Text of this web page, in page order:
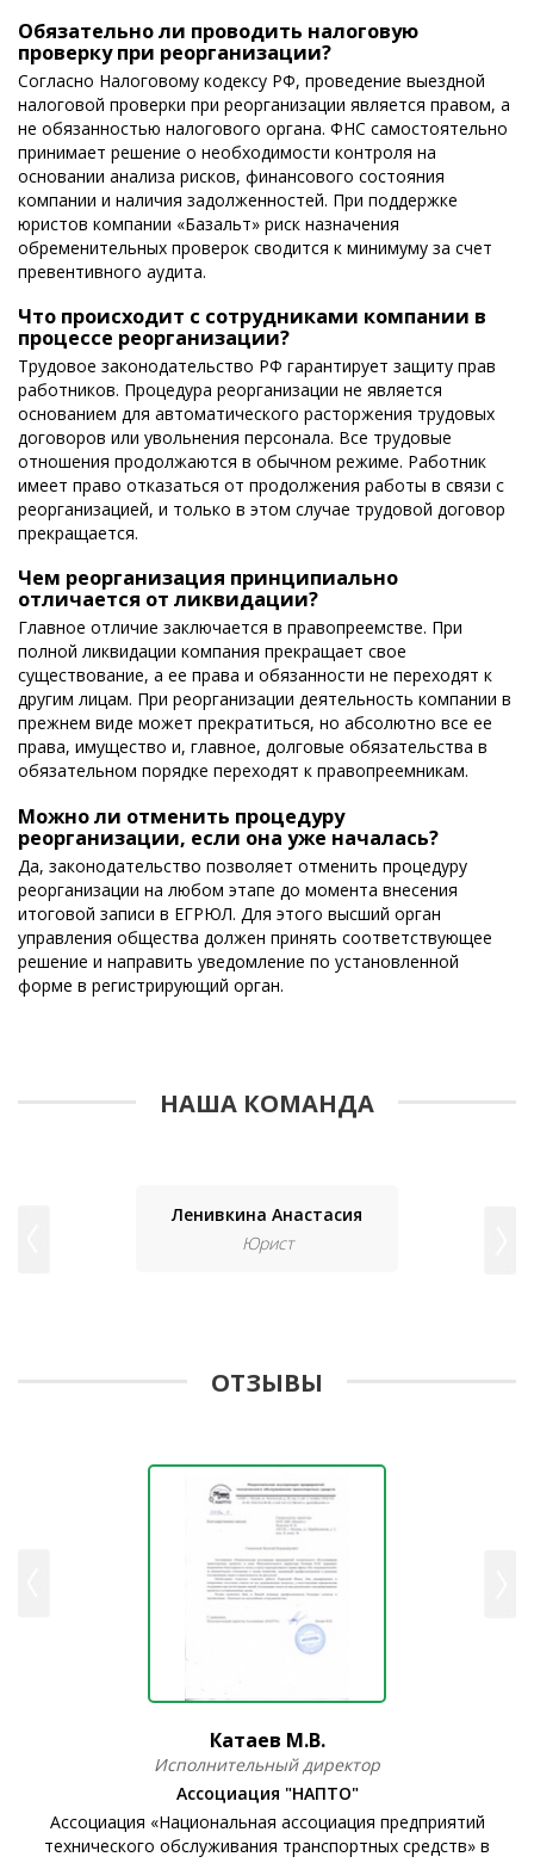
Обязательно ли проводить налоговую
проверку при реорганизации?
Согласно Налоговому кодексу РФ, проведение выездной
налоговой проверки при реорганизации является правом, а
не обязанностью налогового органа. ФНС самостоятельно
принимает решение о необходимости контроля на
основании анализа рисков, финансового состояния
компании и наличия задолженностей. При поддержке
юристов компании «Базальт» риск назначения
обременительных проверок сводится к минимуму за счет
превентивного аудита.
Что происходит с сотрудниками компании в
процессе реорганизации?
Трудовое законодательство РФ гарантирует защиту прав
работников. Процедура реорганизации не является
основанием для автоматического расторжения трудовых
договоров или увольнения персонала. Все трудовые
отношения продолжаются в обычном режиме. Работник
имеет право отказаться от продолжения работы в связи с
реорганизацией, и только в этом случае трудовой договор
прекращается.
Чем реорганизация принципиально
отличается от ликвидации?
Главное отличие заключается в правопреемстве. При
полной ликвидации компания прекращает свое
существование, а ее права и обязанности не переходят к
другим лицам. При реорганизации деятельность компании в
прежнем виде может прекратиться, но абсолютно все ее
права, имущество и, главное, долговые обязательства в
обязательном порядке переходят к правопреемникам.
Можно ли отменить процедуру
реорганизации, если она уже началась?
Да, законодательство позволяет отменить процедуру
реорганизации на любом этапе до момента внесения
итоговой записи в ЕГРЮЛ. Для этого высший орган
управления общества должен принять соответствующее
решение и направить уведомление по установленной
форме в регистрирующий орган.
НАША КОМАНДА
Ленивкина Анастасия
Юрист
ОТЗЫВЫ
Катаев М.В.
Исполнительный директор
Ассоциация "НАПТО"
Ассоциация «Национальная ассоциация предприятий
технического обслуживания транспортных средств» в